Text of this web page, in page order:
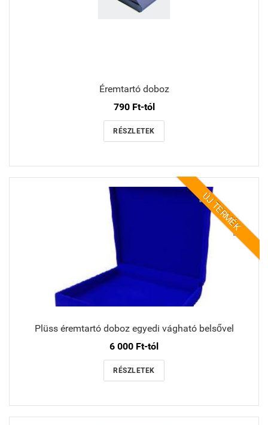
Éremtartó doboz
790 Ft-tól
RÉSZLETEK
ÚJ TERMÉK
Plüss éremtartó doboz egyedi vágható belsővel
6 000 Ft-tól
RÉSZLETEK